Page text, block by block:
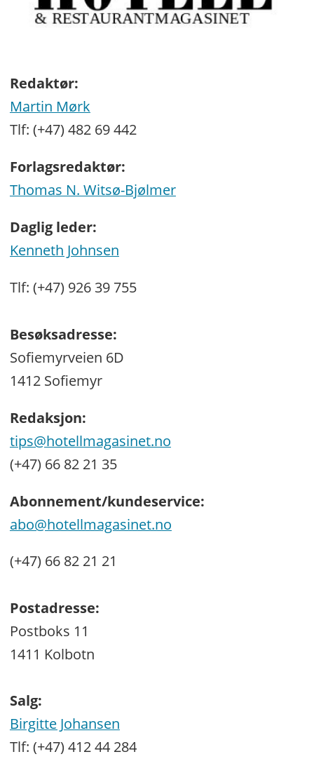
Redaktør:
Martin Mørk
Tlf: (+47) 482 69 442
Forlagsredaktør:
Thomas N. Witsø-Bjølmer
Daglig leder:
Kenneth Johnsen
Tlf: (+47) 926 39 755
Besøksadresse:
Sofiemyrveien 6D
1412 Sofiemyr
Redaksjon:
tips@hotellmagasinet.no
(+47) 66 82 21 35
Abonnement/kundeservice:
abo@hotellmagasinet.no
(+47) 66 82 21 21
Postadresse:
Postboks 11
1411 Kolbotn
Salg:
Birgitte Johansen
Tlf: (+47) 412 44 284